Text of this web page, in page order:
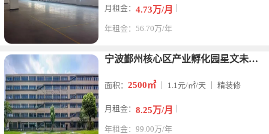
月租金： 4.73万/月
年租金：56.70万/年
宁波鄞州核心区产业孵化园星文未来科技园招商
面积： 2500㎡｜ 1.1元/㎡/天 ｜ 精装修
月租金： 8.25万/月
年租金：99.00万/年